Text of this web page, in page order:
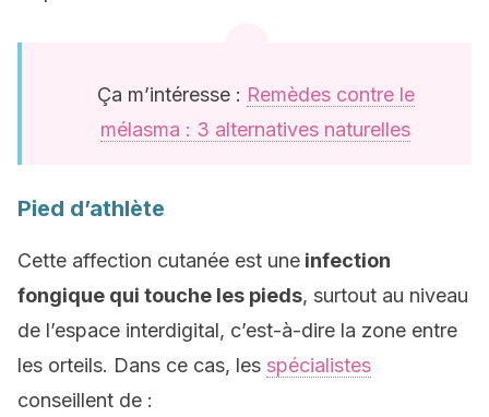
Ça m’intéresse : Remèdes contre le
mélasma : 3 alternatives naturelles
Pied d’athlète
Cette affection cutanée est une infection
fongique qui touche les pieds, surtout au niveau
de l’espace interdigital, c’est-à-dire la zone entre
les orteils. Dans ce cas, les spécialistes
conseillent de :